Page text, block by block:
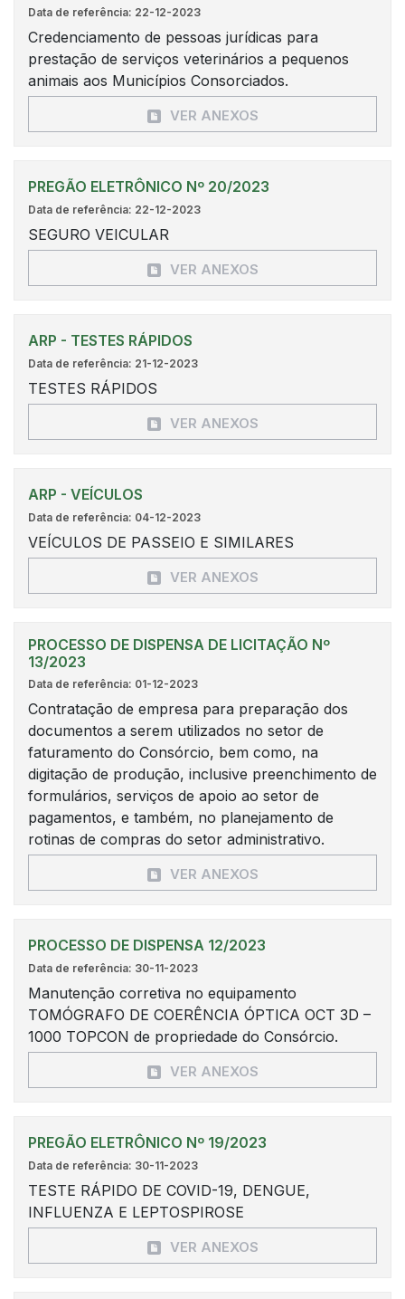
Data de referência: 22-12-2023
Credenciamento de pessoas jurídicas para
prestação de serviços veterinários a pequenos
animais aos Municípios Consorciados.
VER ANEXOS
PREGÃO ELETRÔNICO Nº 20/2023
Data de referência: 22-12-2023
SEGURO VEICULAR
VER ANEXOS
ARP - TESTES RÁPIDOS
Data de referência: 21-12-2023
TESTES RÁPIDOS
VER ANEXOS
ARP - VEÍCULOS
Data de referência: 04-12-2023
VEÍCULOS DE PASSEIO E SIMILARES
VER ANEXOS
PROCESSO DE DISPENSA DE LICITAÇÃO Nº
13/2023
Data de referência: 01-12-2023
Contratação de empresa para preparação dos
documentos a serem utilizados no setor de
faturamento do Consórcio, bem como, na
digitação de produção, inclusive preenchimento de
formulários, serviços de apoio ao setor de
pagamentos, e também, no planejamento de
rotinas de compras do setor administrativo.
VER ANEXOS
PROCESSO DE DISPENSA 12/2023
Data de referência: 30-11-2023
Manutenção corretiva no equipamento
TOMÓGRAFO DE COERÊNCIA ÓPTICA OCT 3D –
1000 TOPCON de propriedade do Consórcio.
VER ANEXOS
PREGÃO ELETRÔNICO Nº 19/2023
Data de referência: 30-11-2023
TESTE RÁPIDO DE COVID-19, DENGUE,
INFLUENZA E LEPTOSPIROSE
VER ANEXOS